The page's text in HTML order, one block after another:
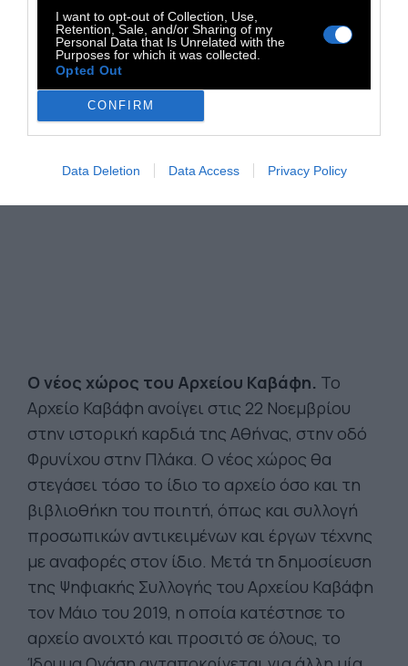
I want to opt-out of Collection, Use,
Retention, Sale, and/or Sharing of my
Personal Data that Is Unrelated with the
Purposes for which it was collected.
Opted Out
CONFIRM
Data Deletion Data Access Privacy Policy
Ο νέος χώρος του Αρχείου Καβάφη. Το
Αρχείο Καβάφη ανοίγει στις 22 Νοεμβρίου
στην ιστορική καρδιά της Αθήνας, στην οδό
Φρυνίχου στην Πλάκα. Ο νέος χώρος θα
στεγάσει τόσο το ίδιο το αρχείο όσο και τη
βιβλιοθήκη του ποιητή, όπως και συλλογή
προσωπικών αντικειμένων και έργων τέχνης
με αναφορές στον ίδιο. Μετά τη δημοσίευση
της Ψηφιακής Συλλογής του Αρχείου Καβάφη
τον Μάιο του 2019, η οποία κατέστησε το
αρχείο ανοιχτό και προσιτό σε όλους, το